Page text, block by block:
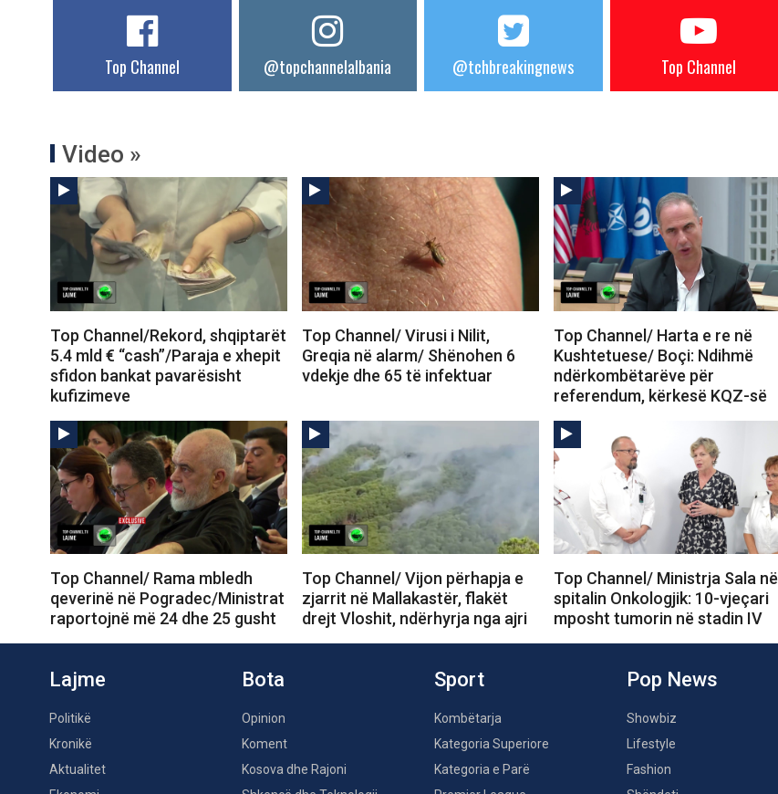
Top Channel @topchannelalbania @tchbreakingnews Top Channel
Video »
Top Channel/Rekord, shqiptarët
5.4 mld € “cash”/Paraja e xhepit
sfidon bankat pavarësisht
kufizimeve
Top Channel/ Virusi i Nilit,
Greqia në alarm/ Shënohen 6
vdekje dhe 65 të infektuar
Top Channel/ Harta e re në
Kushtetuese/ Boçi: Ndihmë
ndërkombëtarëve për
referendum, kërkesë KQZ-së
Top Channel/ Rama mbledh
qeverinë në Pogradec/Ministrat
raportojnë më 24 dhe 25 gusht
Top Channel/ Vijon përhapja e
zjarrit në Mallakastër, flakët
drejt Vloshit, ndërhyrja nga ajri
Top Channel/ Ministrja Sala në
spitalin Onkologjik: 10-vjeçari
mposht tumorin në stadin IV
Lajme
Politikë
Kronikë
Aktualitet
Bota
Opinion
Koment
Kosova dhe Rajoni
Sport
Kombëtarja
Kategoria Superiore
Kategoria e Parë
Pop News
Showbiz
Lifestyle
Fashion